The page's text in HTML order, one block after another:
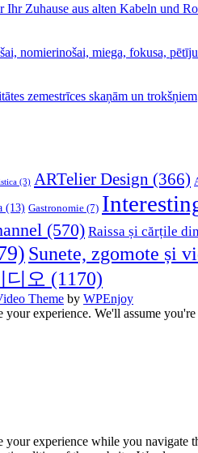
Ihr Zuhause aus alten Kabeln und
nomierinošai, miega, fokusa,
zemestrīces skaņām un trokšņiem
(3) ARTelier Design (366)
(13) Gastronomie (7)
(570) Raissa și cărțile
Sunete, zgomote și
디오 (1170)
Theme by WPEnjoy
your experience. We'll assume
experience while you navigate